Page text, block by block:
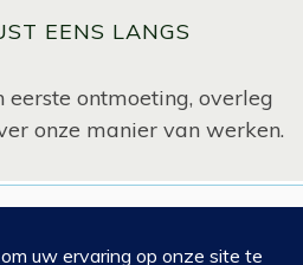
EENS LANGS
ontmoeting, overleg
onze manier van werken.